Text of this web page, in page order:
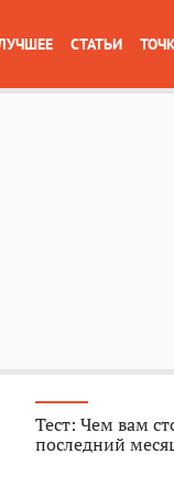
СТАТЬИ
Тест: Чем вам
последний